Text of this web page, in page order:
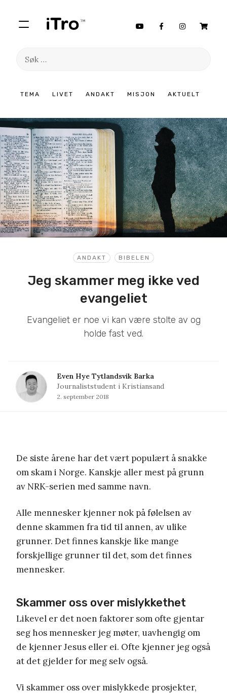
TEMA LIVET ANDAKT MISJON AKTUELT
Søk
innhold
ANDAKT BIBELEN
Jeg skammer meg ikke ved
evangeliet
Evangeliet er noe vi kan være stolte av og
holde fast ved.
Even Hye Tytlandsvik Barka
Journaliststudent i Kristiansand
2. september 2018
De siste årene har det vært populært å snakke
om skam i Norge. Kanskje aller mest på grunn
av NRK-serien med samme navn.
Alle mennesker kjenner nok på følelsen av
denne skammen fra tid til annen, av ulike
grunner. Det finnes kanskje like mange
forskjellige grunner til det, som det finnes
mennesker.
Skammer oss over mislykkethet
Likevel er det noen faktorer som ofte gjentar
seg hos mennesker jeg møter, uavhengig om
de kjenner Jesus eller ei. Ofte kjenner jeg også
at det gjelder for meg selv også.
Vi skammer oss over mislykkede prosjekter,